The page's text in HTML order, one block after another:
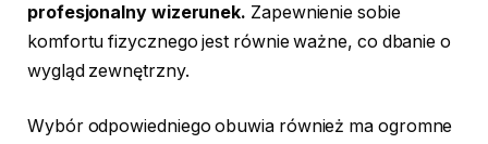
profesjonalny wizerunek. Zapewnienie sobie
komfortu fizycznego jest równie ważne, co dbanie o
wygląd zewnętrzny.
Wybór odpowiedniego obuwia również ma ogromne